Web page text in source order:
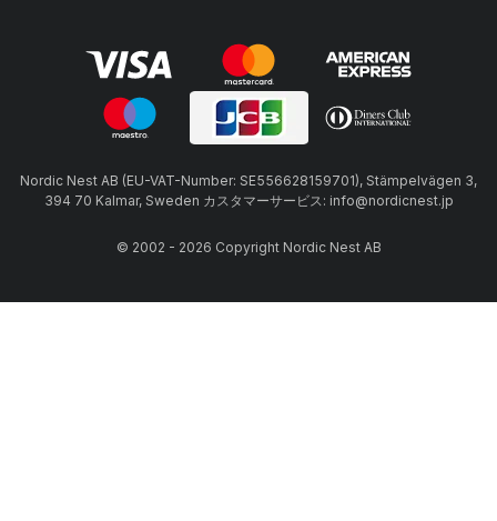
Nordic Nest AB (EU-VAT-Number: SE556628159701), Stämpelvägen 3,
394 70 Kalmar, Sweden カスタマーサービス: info@nordicnest.jp
© 2002 - 2026 Copyright Nordic Nest AB